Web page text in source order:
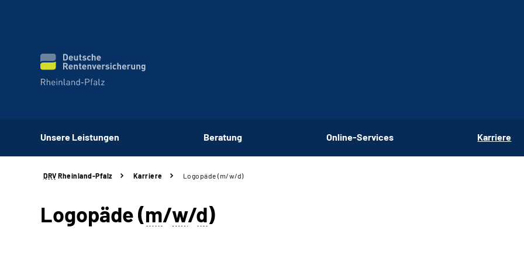
Unsere Leistungen Beratung Online-Services Karriere
DRV Rheinland-Pfalz Karriere Logopäde (m/w/d)
Logopäde (m/w/d)